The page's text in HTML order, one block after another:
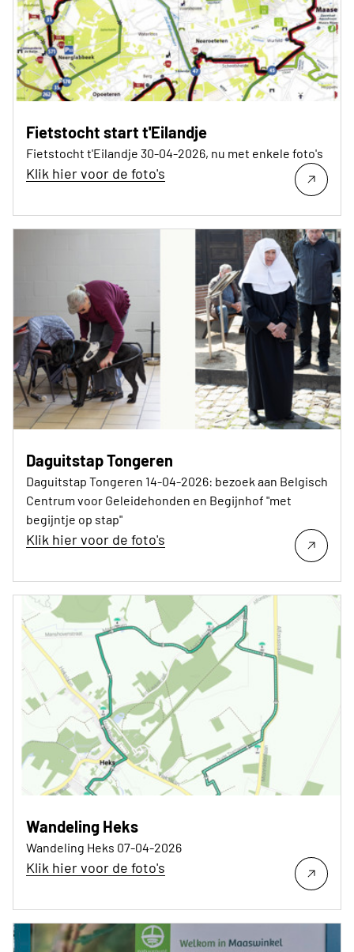
Fietstocht start t'Eilandje
Fietstocht t'Eilandje 30-04-2026, nu met enkele foto's
Klik hier voor de foto's
Daguitstap Tongeren
Daguitstap Tongeren 14-04-2026: bezoek aan Belgisch
Centrum voor Geleidehonden en Begijnhof "met
begijntje op stap"
Klik hier voor de foto's
Wandeling Heks
Wandeling Heks 07-04-2026
Klik hier voor de foto's